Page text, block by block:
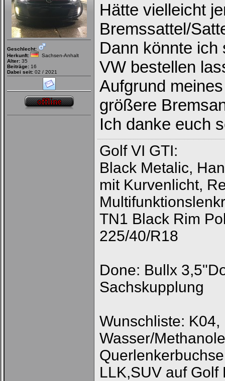
Geschlecht:
Herkunft:
Sachsen-Anhalt
Alter: 35
Beiträge: 16
Dabei seit: 02 / 2021
Hätte vielleicht
Bremssattel/
Dann könnte ich
VW bestellen
Aufgrund
größere
Ich danke euch
Golf VI GTI:
Black Metalic,
mit Kurvenlicht,
TN1 Black Rim
225/40/R18
Done: Bullx
Sachskupplung
Wunschliste: K04,
Wasser/
LLK,SUV auf Golf